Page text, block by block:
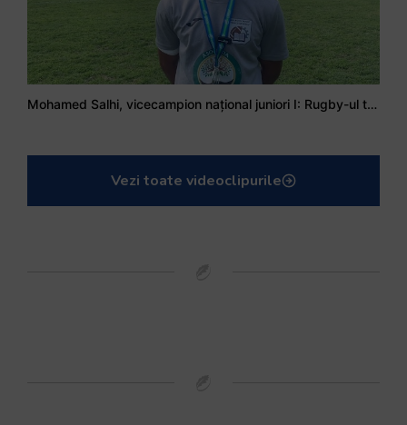
Mohamed Salhi, vicecampion național juniori I: Rugby-ul te învață să accepți și înfrângerile
Vezi toate videoclipurile